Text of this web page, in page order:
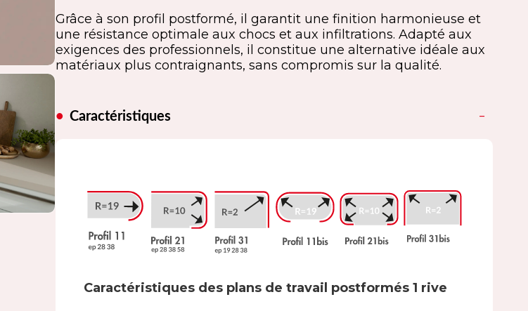
Grâce à son profil postformé, il garantit une finition harmonieuse et
une résistance optimale aux chocs et aux infiltrations. Adapté aux
exigences des professionnels, il constitue une alternative idéale aux
matériaux plus contraignants, sans compromis sur la qualité.
Caractéristiques
Caractéristiques des plans de travail postformés 1 rive